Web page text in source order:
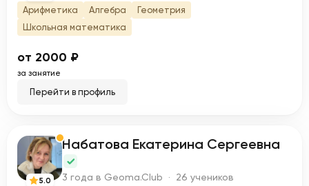
Арифметика Алгебра
Геометрия
Школьная математика
от 2000 ₽
за занятие
Перейти в профиль
Н
5.0
Набатова Екатерина Сергеевна
3 года в Geoma.Club · 26 учеников